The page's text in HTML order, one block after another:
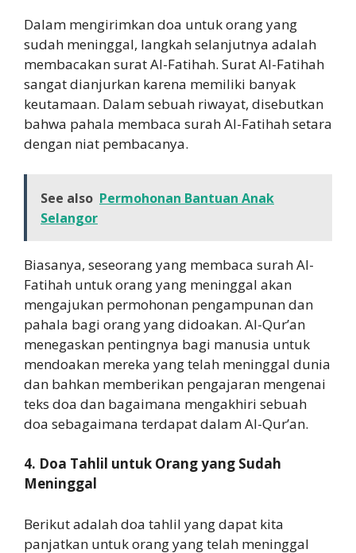
Dalam mengirimkan doa untuk orang yang
sudah meninggal, langkah selanjutnya adalah
membacakan surat Al-Fatihah. Surat Al-Fatihah
sangat dianjurkan karena memiliki banyak
keutamaan. Dalam sebuah riwayat, disebutkan
bahwa pahala membaca surah Al-Fatihah setara
dengan niat pembacanya.
See also Permohonan Bantuan Anak
Selangor
Biasanya, seseorang yang membaca surah Al-
Fatihah untuk orang yang meninggal akan
mengajukan permohonan pengampunan dan
pahala bagi orang yang didoakan. Al-Qur’an
menegaskan pentingnya bagi manusia untuk
mendoakan mereka yang telah meninggal dunia
dan bahkan memberikan pengajaran mengenai
teks doa dan bagaimana mengakhiri sebuah
doa sebagaimana terdapat dalam Al-Qur’an.
4. Doa Tahlil untuk Orang yang Sudah
Meninggal
Berikut adalah doa tahlil yang dapat kita
panjatkan untuk orang yang telah meninggal